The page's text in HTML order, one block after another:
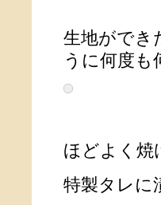
生地ができ
うに何度も
ほどよく焼
特製タレに